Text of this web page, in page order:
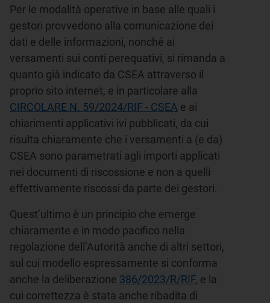
Per le modalità operative in base alle quali i
gestori provvedono alla comunicazione dei
dati e delle informazioni, nonché ai
versamenti sui conti perequativi, si rimanda a
quanto già indicato da CSEA attraverso il
proprio sito internet, e in particolare alla
CIRCOLARE N. 59/2024/RIF - CSEA e ai
chiarimenti applicativi ivi pubblicati, da cui
risulta chiaramente che i versamenti a (e da)
CSEA sono parametrati agli importi applicati
nei documenti di riscossione e non a quelli
effettivamente riscossi da parte dei gestori.
Quest’ultimo è un principio che emerge
chiaramente e in modo pacifico nella
regolazione dell’Autorità anche di altri settori,
sul cui modello espressamente si conforma
anche la deliberazione 386/2023/R/RIF, e la
cui correttezza è stata anche ribadita di